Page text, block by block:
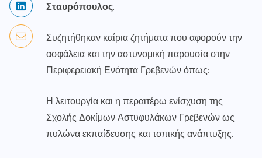
Σταυρόπουλος.
Συζητήθηκαν καίρια ζητήματα που αφορούν την
ασφάλεια και την αστυνομική παρουσία στην
Περιφερειακή Ενότητα Γρεβενών όπως:
Η λειτουργία και η περαιτέρω ενίσχυση της
Σχολής Δοκίμων Αστυφυλάκων Γρεβενών ως
πυλώνα εκπαίδευσης και τοπικής ανάπτυξης.